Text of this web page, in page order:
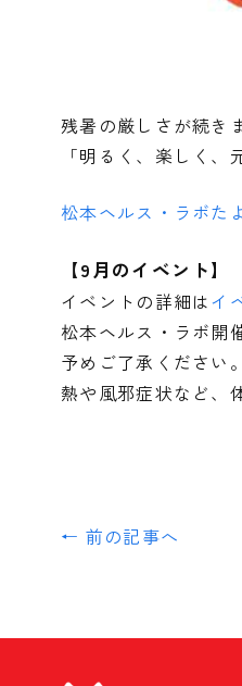
残暑の厳しさが続き
「明るく、楽しく
松本ヘルス・ラボた
【9月のイベント】
イベントの詳細はイ
松本ヘルス・ラボ開
予めご了承ください。
熱や風邪症状など、
← 前の記事へ